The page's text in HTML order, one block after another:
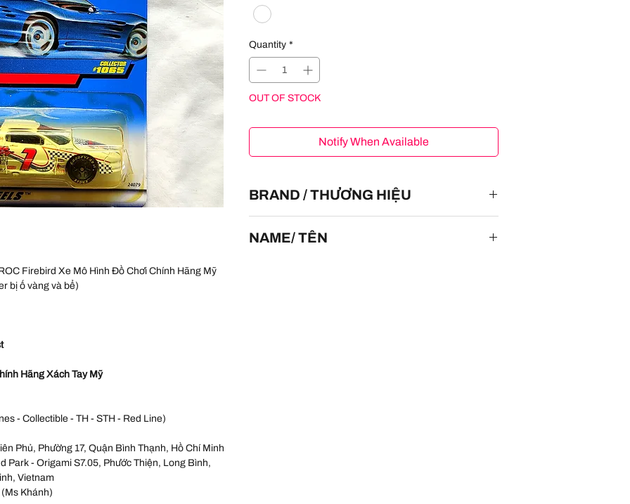
Firebird Xe Mô Hình Đồ Chơi Chính Hãng Mỹ
bị ố vàng và bể)
Hãng Xách Tay Mỹ
- Collectible - TH - STH - Red Line)
Phủ, Phường 17, Quận Bình Thạnh, Hồ Chí Minh
Park - Origami S7.05, Phước Thiện, Long Bình,
Vietnam
Khánh)
Quantity *
OUT OF STOCK
Notify When Available
BRAND / THƯƠNG HIỆU
NAME/ TÊN